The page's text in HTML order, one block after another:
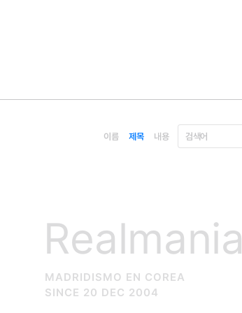
이름 제목 내용
Realmania
MADRIDISMO EN COREA
SINCE 20 DEC 2004